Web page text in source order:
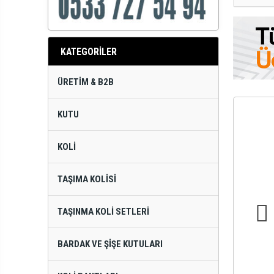
KATEGORİLER
ÜRETIM & B2B
KUTU
KOLI
TAŞIMA KOLISI
TAŞINMA KOLI SETLERI
BARDAK VE ŞIŞE KUTULARI